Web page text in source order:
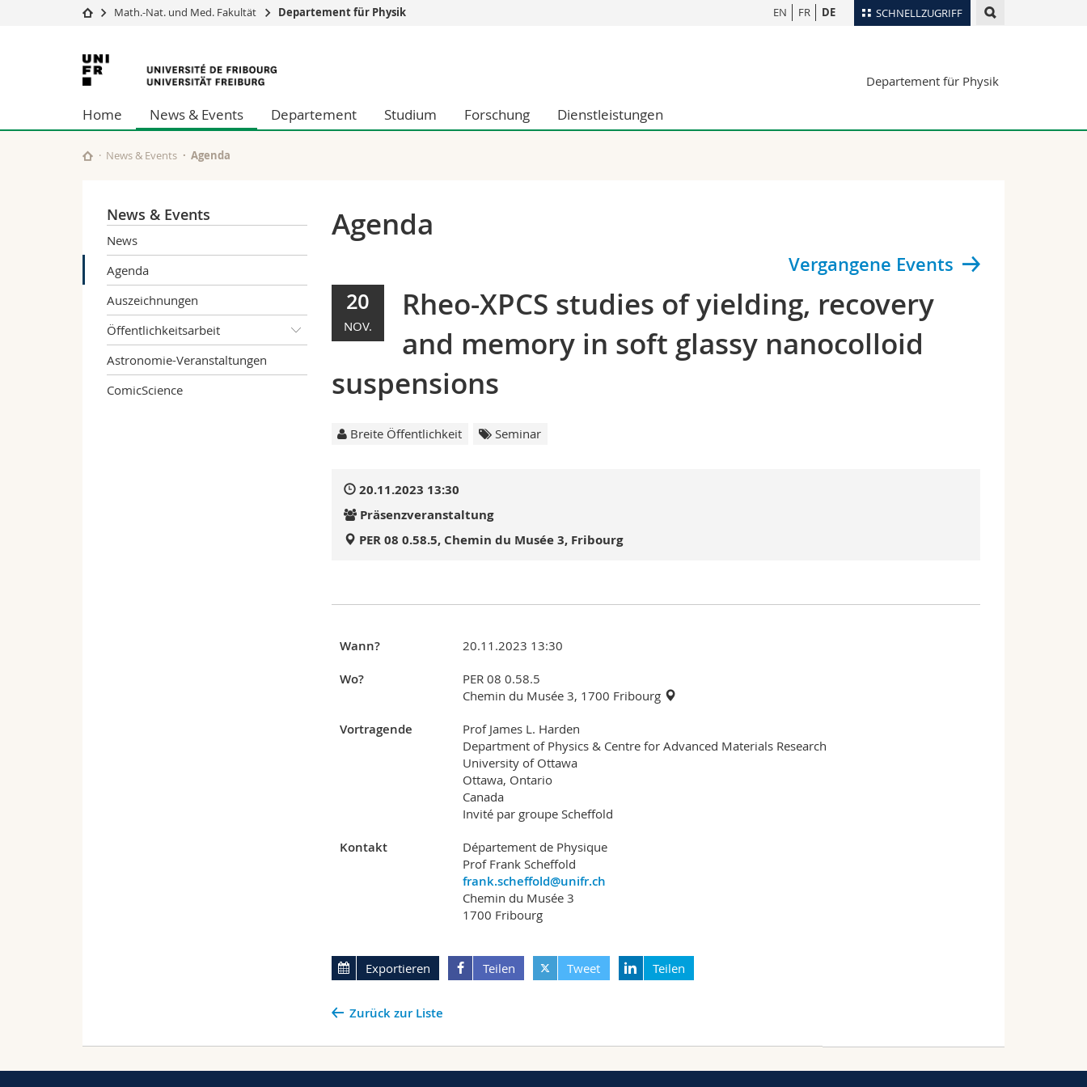
SCHNELLZUGRIFF
Universität
Studium
Forschung
Universität
Weiterbildung
Wirtschafts- und Sozialwissenschaftliche Fak.
Philosophische Fak.
Medien
Forschende
Ortsplan
Webmail
EN FR DE
Math.-Nat. und Med. Fakultät Departement für Physik
Universität
Freiburg
Departement für Physik
Home News & Events Departement Studium Forschung Dienstleistungen
News & Events Agenda
News & Events
News
Agenda
Auszeichnungen
Öffentlichkeitsarbeit
Astronomie-Veranstaltungen
ComicScience
Agenda
Vergangene Events
20
NOV.
Rheo-XPCS studies of yielding, recovery
and memory in soft glassy nanocolloid
suspensions
Breite Öffentlichkeit Seminar
20.11.2023 13:30
Präsenzveranstaltung
PER 08 0.58.5, Chemin du Musée 3, Fribourg
Wann? 20.11.2023 13:30
Wo?
PER 08 0.58.5
Chemin du Musée 3, 1700 Fribourg
Vortragende
Prof James L. Harden
Department of Physics & Centre for Advanced Materials Research
University of Ottawa
Ottawa, Ontario
Canada
Invité par groupe Scheffold
Kontakt
Département de Physique
Prof Frank Scheffold
frank.scheffold@unifr.ch
Chemin du Musée 3
1700 Fribourg
Exportieren Teilen Tweet Teilen
Zurück zur Liste